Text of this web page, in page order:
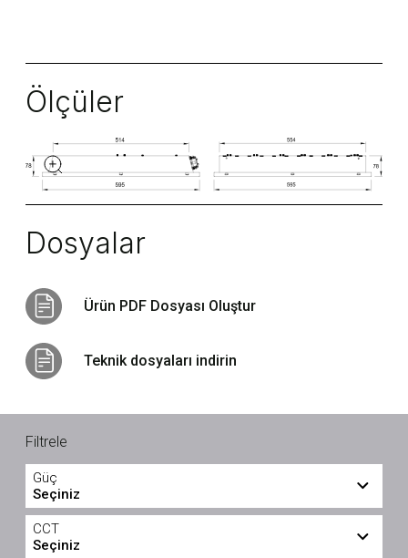
Ölçüler
Dosyalar
Ürün PDF Dosyası Oluştur
Teknik dosyaları indirin
Filtrele
Güç
Seçiniz
28
CCT
Seçiniz